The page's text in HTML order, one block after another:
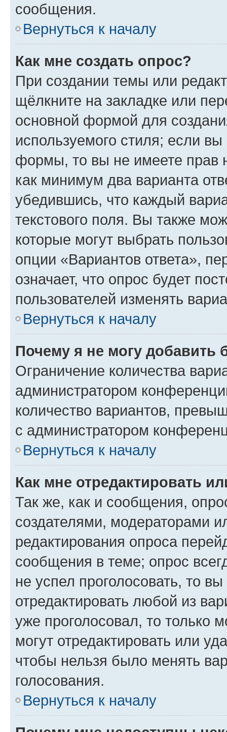
сообщения.
Вернуться к началу
Как мне создать опрос?
При создании темы или
щёлкните на закладке или
основной формой для
используемого стиля; если
формы, то вы не имеете прав
как минимум два варианта
убедившись, что каждый
текстового поля. Вы также
которые могут выбрать
опции «Вариантов ответа»,
означает, что опрос будет
пользователей изменять
Вернуться к началу
Почему я не могу добавить
Ограничение количества
администратором
количество вариантов,
с администратором
Вернуться к началу
Как мне отредактировать
Так же, как и сообщения,
создателями, модераторами
редактирования опроса
сообщения в теме; опрос
не успел проголосовать, то
отредактировать любой из
уже проголосовал, то только
могут отредактировать или
чтобы нельзя было менять
голосования.
Вернуться к началу